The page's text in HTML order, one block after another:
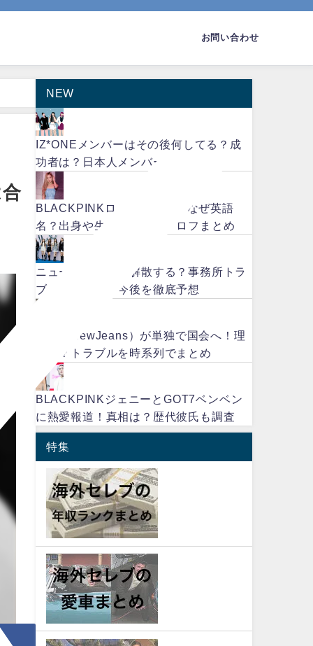
お問い合わせ
NEW
IZ*ONEメンバーはその後何してる？成
功者は？日本人メンバーはいた？
BLACKPINKロゼの本名は？なぜ英語
名？出身や生い立ちなどプロフまとめ
ニュージーンズは解散する？事務所トラ
ブルで退所も？今後を徹底予想
ハニ（NewJeans）が単独で国会へ！理
由は？トラブルを時系列でまとめ
BLACKPINKジェニーとGOT7ベンベン
に熱愛報道！真相は？歴代彼氏も調査
特集